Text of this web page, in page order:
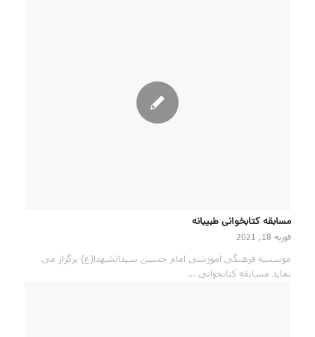
مسابقه کتابخوانی طبیبانه
فوریه 18, 2021
موسسه فرهنگی آموزشی امام حسین سیدالشهدا(ع) برگزار می
نماید مسابقه کتابخوانی …